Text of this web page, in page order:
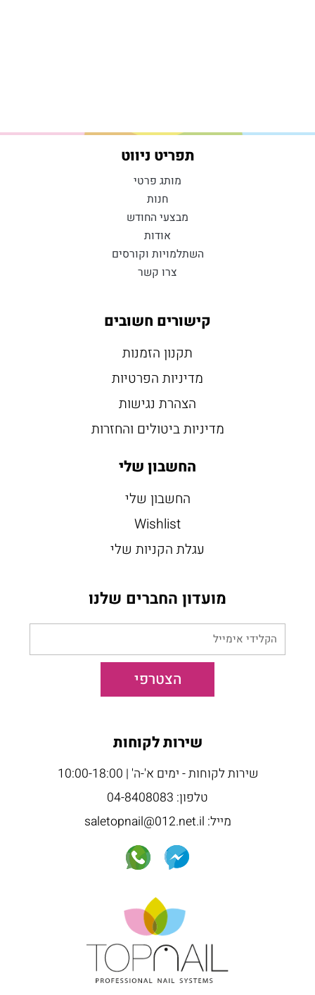
תפריט ניווט
מותג פרטי
חנות
מבצעי החודש
אודות
השתלמויות וקורסים
צרו קשר
קישורים חשובים
תקנון הזמנות
מדיניות הפרטיות
הצהרת נגישות
מדיניות ביטולים והחזרות
החשבון שלי
החשבון שלי
Wishlist
עגלת הקניות שלי
מועדון החברים שלנו
הקלידי
אימייל
הצטרפי
שירות לקוחות
שירות לקוחות - ימים א'-ה' | 10:00-18:00
טלפון: 04-8408083
מייל: saletopnail@012.net.il